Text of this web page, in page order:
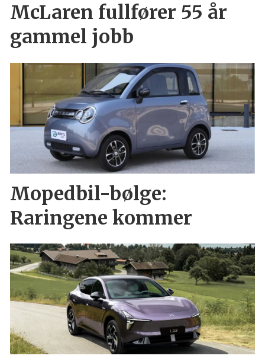
McLaren fullfører 55 år
gammel jobb
Mopedbil-bølge:
Raringene kommer